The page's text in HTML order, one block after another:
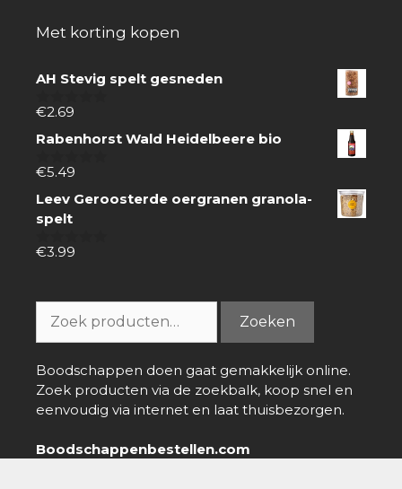
Met korting kopen
AH Stevig spelt gesneden
0
5
€2.69
Rabenhorst Wald Heidelbeere bio
0
5
€5.49
Leev Geroosterde oergranen granola-
spelt
0
€3.99
naar:
Zoeken
Boodschappen doen gaat gemakkelijk online.
Zoek producten via de zoekbalk, koop snel en
eenvoudig via internet en laat thuisbezorgen.
Boodschappenbestellen.com